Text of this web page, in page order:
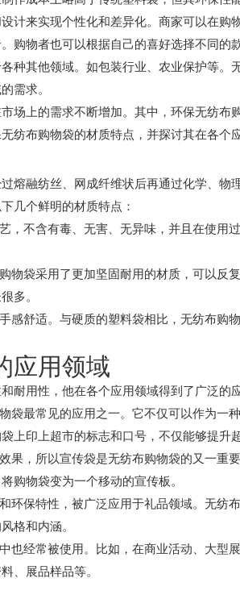
计来实现个性化和差异化。商家可以在购
购物者也可以根据自己的喜好选择不同的
种其他领域。如包装行业、农业保护等。
需求。
场上的需求不断增加。其中，环保无纺布
纺布购物袋的材质特点，并探讨其在各个
熔融纺丝、网成纤维状后再通过化学、物
几个鲜明的材质特点：
，不含有毒、无害、无异味，并且在使用
物袋采用了更加坚固耐用的材质，可以反
多。
感舒适。与硬质的塑料袋相比，无纺布购
应用领域
耐用性，他在各个应用领域得到了广泛的
袋最常见的应用之一。它不仅可以作为一
上印上超市的标志和口号，不仅能够提升
果，所以宣传袋是无纺布购物袋的又一重
购物袋变为一个移动的宣传板。
环保特性，被广泛应用于礼品领域。无纺
格和内涵。
也经常被使用。比如，在商业活动、大型
、展品样品等。